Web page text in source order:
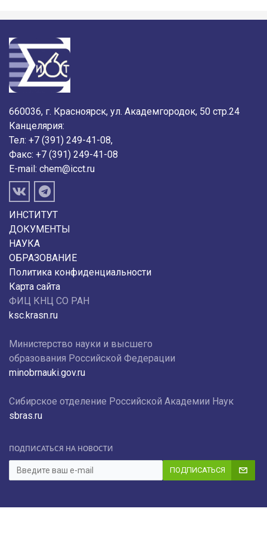
660036, г. Красноярск, ул. Академгородок, 50 стр.24
Канцелярия:
Тел: +7 (391) 249-41-08,
Факс: +7 (391) 249-41-08
E-mail: chem@icct.ru
ИНСТИТУТ
ДОКУМЕНТЫ
НАУКА
ОБРАЗОВАНИЕ
Политика конфиденциальности
Карта сайта
ФИЦ КНЦ СО РАН
ksc.krasn.ru
Министерство науки и высшего
образования Российской Федерации
minobrnauki.gov.ru
Сибирское отделение Российской Академии Наук
sbras.ru
ПОДПИСАТЬСЯ НА НОВОСТИ
ПОДПИСАТЬСЯ